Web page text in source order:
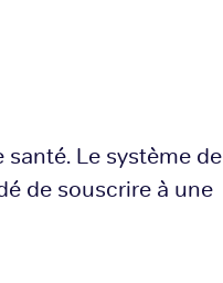
santé. Le système de
de souscrire à une